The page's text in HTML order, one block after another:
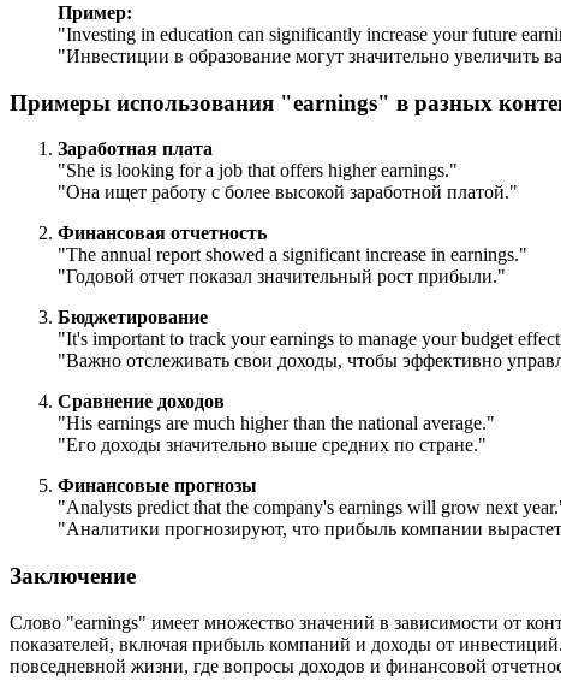
Пример:
"Investing in education can significantly increase your future
"Инвестиции в образование могут значительно увеличить
Примеры использования "earnings" в разных
Заработная плата
"She is looking for a job that offers higher earnings."
"Она ищет работу с более высокой заработной платой."
Финансовая отчетность
"The annual report showed a significant increase in earnings."
"Годовой отчет показал значительный рост прибыли."
Бюджетирование
"It's important to track your earnings to manage your budget
"Важно отслеживать свои доходы, чтобы эффективно
Сравнение доходов
"His earnings are much higher than the national average."
"Его доходы значительно выше средних по стране."
Финансовые прогнозы
"Analysts predict that the company's earnings will grow next year.
"Аналитики прогнозируют, что прибыль компании
Заключение
Слово "earnings" имеет множество значений в зависимости от
показателей, включая прибыль компаний и доходы от
повседневной жизни, где вопросы доходов и финансовой